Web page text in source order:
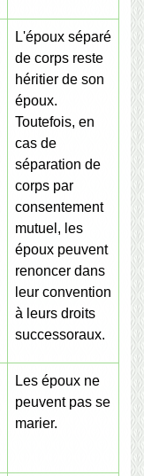
L'époux séparé
de corps reste
héritier de son
époux.
Toutefois, en
cas de
séparation de
corps par
consentement
mutuel, les
époux peuvent
renoncer dans
leur convention
à leurs droits
successoraux.
Les époux ne
peuvent pas se
marier.